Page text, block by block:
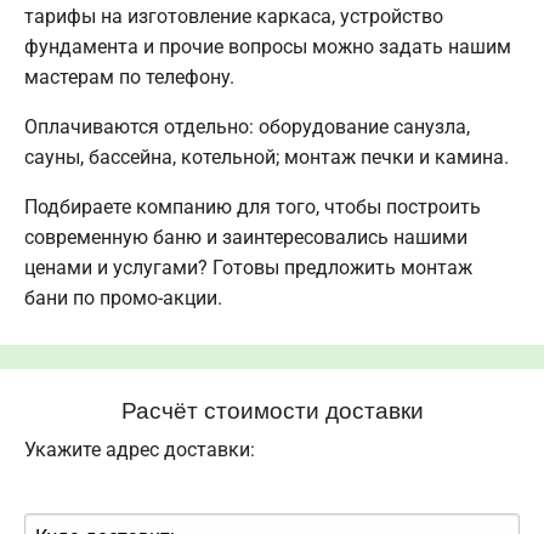
тарифы на изготовление каркаса, устройство
фундамента и прочие вопросы можно задать нашим
мастерам по телефону.
Оплачиваются отдельно: оборудование санузла,
сауны, бассейна, котельной; монтаж печки и камина.
Подбираете компанию для того, чтобы построить
современную баню и заинтересовались нашими
ценами и услугами? Готовы предложить монтаж
бани по промо-акции.
Расчёт стоимости доставки
Укажите адрес доставки: